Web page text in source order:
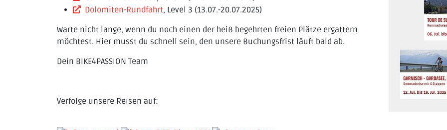
Dolomiten-Rundfahrt, Level 3 (13.07.-20.07.2025)
Warte nicht lange, wenn du noch einen der heiß begehrten freien Plätze ergattern
möchtest. Hier musst du schnell sein, den unsere Buchungsfrist läuft bald ab.
Dein BIKE4PASSION Team
Verfolge unsere Reisen auf: